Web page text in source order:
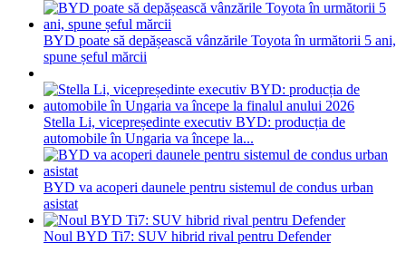
BYD poate să depășească vânzările Toyota în următorii 5 ani,
spune șeful mărcii
Stella Li, vicepreședinte executiv BYD: producția de
automobile în Ungaria va începe la...
BYD va acoperi daunele pentru sistemul de condus urban
asistat
Noul BYD Ti7: SUV hibrid rival pentru Defender